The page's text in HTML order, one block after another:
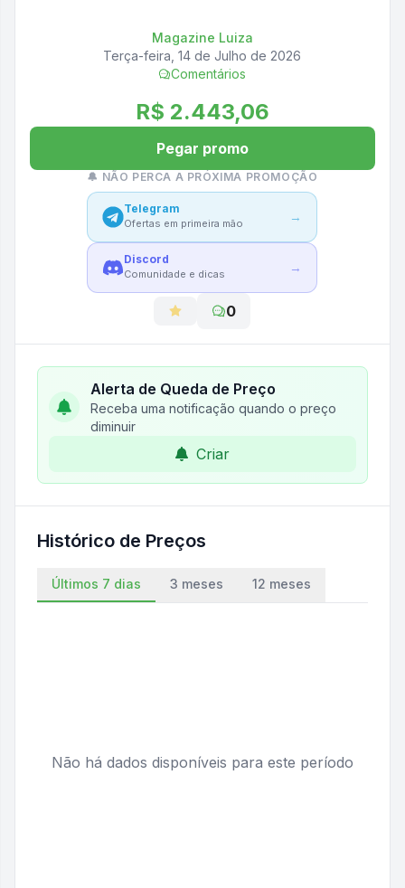
Magazine Luiza
Terça-feira, 14 de Julho de 2026
Comentários
R$ 2.443,06
Pegar promo
🔔 NÃO PERCA A PRÓXIMA PROMOÇÃO
Telegram
Ofertas em primeira mão →
Discord
Comunidade e dicas →
0
Alerta de Queda de Preço
Receba uma notificação quando o preço
diminuir
Criar
Histórico de Preços
Últimos 7 dias 3 meses 12 meses
Não há dados disponíveis para este período